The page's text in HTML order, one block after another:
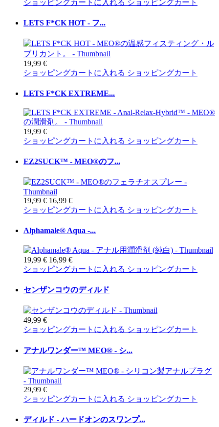
ショッピングカートに入れる ショッピングカート
LETS F*CK HOT - フ...
19,99 €
ショッピングカートに入れる ショッピングカート
LETS F*CK EXTREME...
19,99 €
ショッピングカートに入れる ショッピングカート
EZ2SUCK™ - MEO®のフ...
19,99 € 16,99 €
ショッピングカートに入れる ショッピングカート
Alphamale® Aqua -...
19,99 € 16,99 €
ショッピングカートに入れる ショッピングカート
センザンコウのディルド
49,99 €
ショッピングカートに入れる ショッピングカート
アナルワンダー™ MEO® - シ...
29,99 €
ショッピングカートに入れる ショッピングカート
ディルド - ハードオンのスワンプ...